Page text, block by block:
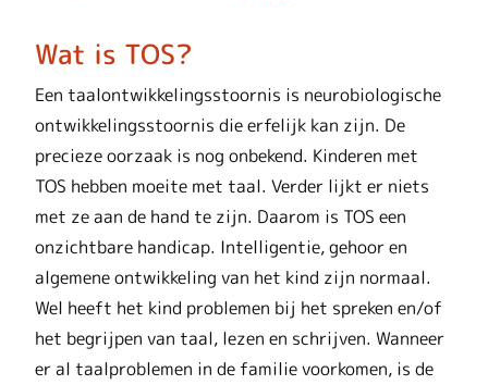
Wat is TOS?
Een taalontwikkelingsstoornis is neurobiologische
ontwikkelingsstoornis die erfelijk kan zijn. De
precieze oorzaak is nog onbekend. Kinderen met
TOS hebben moeite met taal. Verder lijkt er niets
met ze aan de hand te zijn. Daarom is TOS een
onzichtbare handicap. Intelligentie, gehoor en
algemene ontwikkeling van het kind zijn normaal.
Wel heeft het kind problemen bij het spreken en/of
het begrijpen van taal, lezen en schrijven. Wanneer
er al taalproblemen in de familie voorkomen, is de